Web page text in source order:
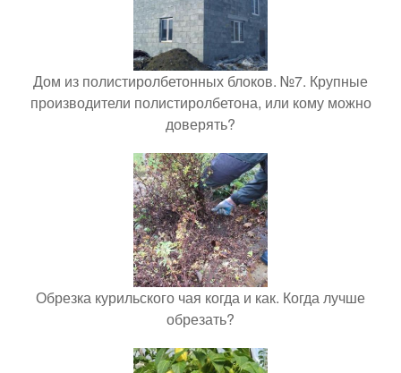
Дом из полистиролбетонных блоков. №7. Крупные
производители полистиролбетона, или кому можно
доверять?
Обрезка курильского чая когда и как. Когда лучше
обрезать?